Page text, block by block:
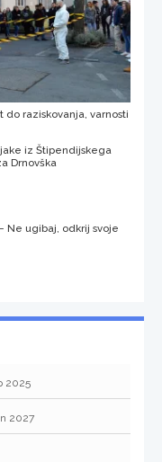
do raziskovanja, varnosti
iz Štipendijskega
Drnovška
Ne ugibaj, odkrij svoje
2025
2027